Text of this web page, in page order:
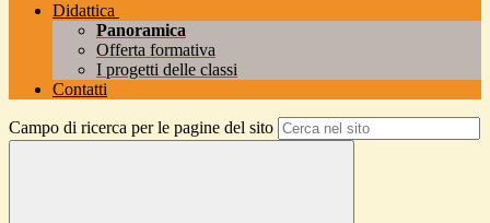
Didattica
Panoramica
Offerta formativa
I progetti delle classi
Contatti
Campo di ricerca per le pagine del sito